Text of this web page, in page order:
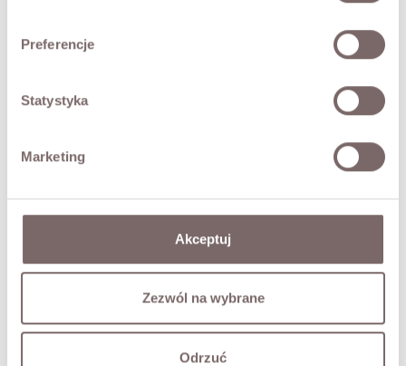
Preferencje
Statystyka
Marketing
Akceptuj
Zezwól na wybrane
Odrzuć
A classic button-up sweater with a simple, timeless cut.
The soft knit - wool and cashmere - drapes gently over
the figure for all-day comfort. A round neckline and subtly
finished cuffs give it an elegant, versatile character. Ideal
• button closure
SHIPPING